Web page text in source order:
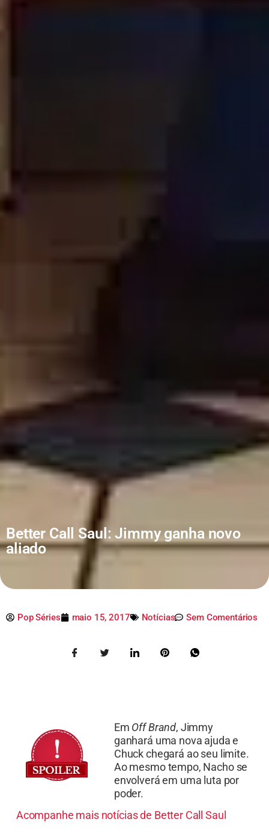
Better Call Saul: Jimmy ganha novo
aliado
Pop Séries maio 15, 2017 Notícias Sem Comentários
Em Off Brand, Jimmy
ganhará uma nova ajuda e
Chuck chegará ao seu limite.
Ao mesmo tempo, Nacho se
envolverá em uma luta por
poder.
Acompanhe mais notícias de Better Call Saul